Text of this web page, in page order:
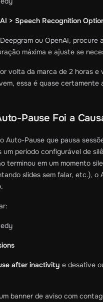
> Speech Recognition
ou OpenAI, procure a
máxima e ajuste se
volta da marca de 2 horas e
essa é quase certamente
Pause Foi a
Auto-Pause que pausa
período configurável de
terminou em um momento
slides sem falar, etc.), o
after inactivity e desative
banner de aviso com